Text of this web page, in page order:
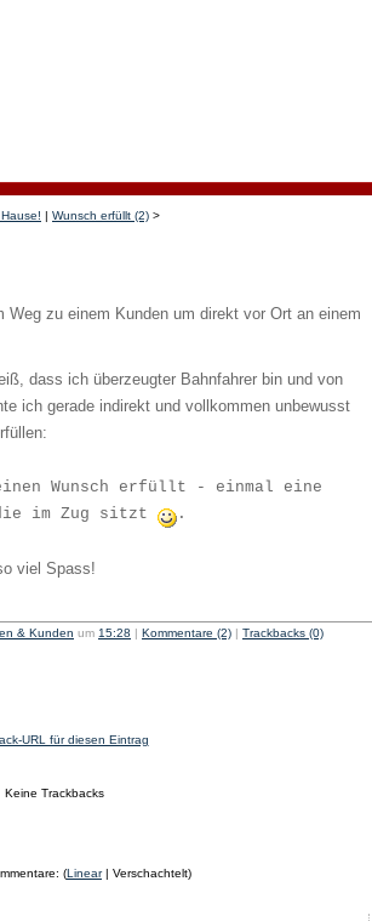
| Wunsch erfüllt (2) >
Weg zu einem Kunden um direkt vor Ort an einem
dass ich überzeugter Bahnfahrer bin und von
ich gerade indirekt und vollkommen unbewusst
Wunsch erfüllt - einmal eine
im Zug sitzt
.
viel Spass!
& Kunden um 15:28 | Kommentare (2) | Trackbacks (0)
URL für diesen Eintrag
Keine Trackbacks
(Linear| Verschachtelt)